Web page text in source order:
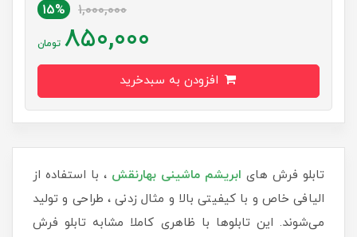
1,000,000
15%
850,000 تومان
تابلو فرش های ابریشم ماشینی بهارنقش ، با استفاده از
الیافی خاص و با کیفیتی بالا و مثال زدنی ، طراحی و تولید
می‌شوند. این تابلوها با ظاهری کاملا مشابه تابلو فرش